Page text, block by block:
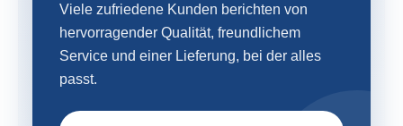
Viele zufriedene Kunden berichten von
hervorragender Qualität, freundlichem
Service und einer Lieferung, bei der alles
passt.